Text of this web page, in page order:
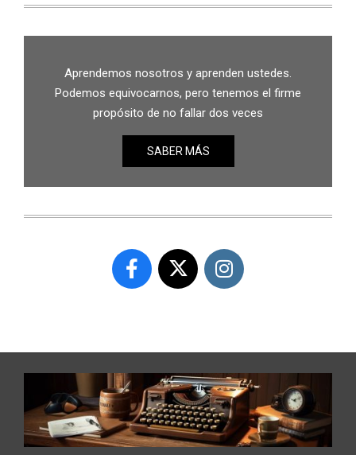
Aprendemos nosotros y aprenden ustedes.
Podemos equivocarnos, pero tenemos el firme
propósito de no fallar dos veces
SABER MÁS